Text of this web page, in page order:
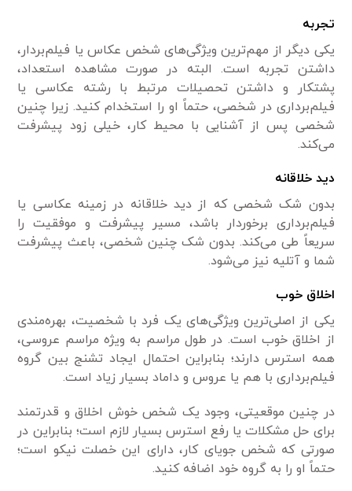
تجربه
یکی دیگر از مهم‌ترین ویژگی‌های شخص عکاس یا فیلم‌بردار،
داشتن تجربه است. البته در صورت مشاهده استعداد،
پشتکار و داشتن تحصیلات مرتبط با رشته عکاسی یا
فیلم‌برداری در شخصی، حتماً او را استخدام کنید. زیرا چنین
شخصی پس از آشنایی با محیط کار، خیلی زود پیشرفت
می‌کند.
دید خلاقانه
بدون شک شخصی که از دید خلاقانه در زمینه عکاسی یا
فیلم‌برداری برخوردار باشد، مسیر پیشرفت و موفقیت را
سریعاً طی می‌کند. بدون شک چنین شخصی، باعث پیشرفت
شما و آتلیه نیز می‌شود.
اخلاق خوب
یکی از اصلی‌ترین ویژگی‌های یک فرد با شخصیت، بهره‌مندی
از اخلاق خوب است. در طول مراسم به ویژه مراسم عروسی،
همه استرس دارند؛ بنابراین احتمال ایجاد تشنج بین گروه
فیلم‌برداری با هم یا عروس و داماد بسیار زیاد است.
در چنین موقعیتی، وجود یک شخص خوش اخلاق و قدرتمند
برای حل مشکلات یا رفع استرس بسیار لازم است؛ بنابراین در
صورتی که شخص جویای کار، دارای این خصلت نیکو است؛
حتماً او را به گروه خود اضافه کنید.